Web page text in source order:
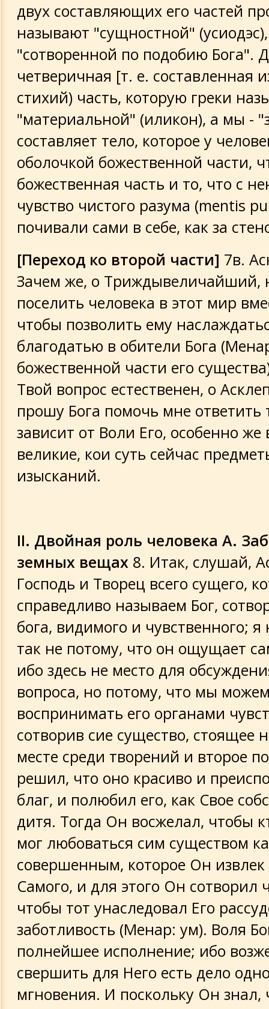
двух составляющих его частей
называют "сущностной"
"сотворенной по подобию Бога".
четверичная [т. е. составленная
стихий) часть, которую греки
"материальной" (иликон), а мы -
составляет тело, которое у
оболочкой божественной части,
божественная часть и то, что с
чувство чистого разума (mentis
почивали сами в себе, как за
[Переход ко второй части] 7в.
Зачем же, о Триждывеличайший,
поселить человека в этот мир
чтобы позволить ему
благодатью в обители Бога
божественной части его
Твой вопрос естественен, о
прошу Бога помочь мне ответить
зависит от Воли Его, особенно
великие, кои суть сейчас
изысканий.
II. Двойная роль человека А.
земных вещах 8. Итак, слушай,
Господь и Творец всего сущего,
справедливо называем Бог,
бога, видимого и чувственного;
так не потому, что он ощущает
ибо здесь не место для
вопроса, но потому, что мы
воспринимать его органами
сотворив сие существо, стоящее
месте среди творений и второе
решил, что оно красиво и
благ, и полюбил его, как Свое
дитя. Тогда Он восжелал, чтобы
мог любоваться сим существом
совершенным, которое Он извлек
Самого, и для этого Он сотворил
чтобы тот унаследовал Его
заботливость (Менар: ум). Воля
полнейшее исполнение; ибо
свершить для Него есть дело
мгновения. И поскольку Он знал,